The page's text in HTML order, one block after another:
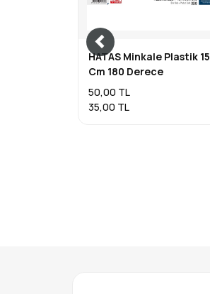
HATAS Minkale Plastik 15
Cm 180 Derece
50,00 TL
35,00 TL